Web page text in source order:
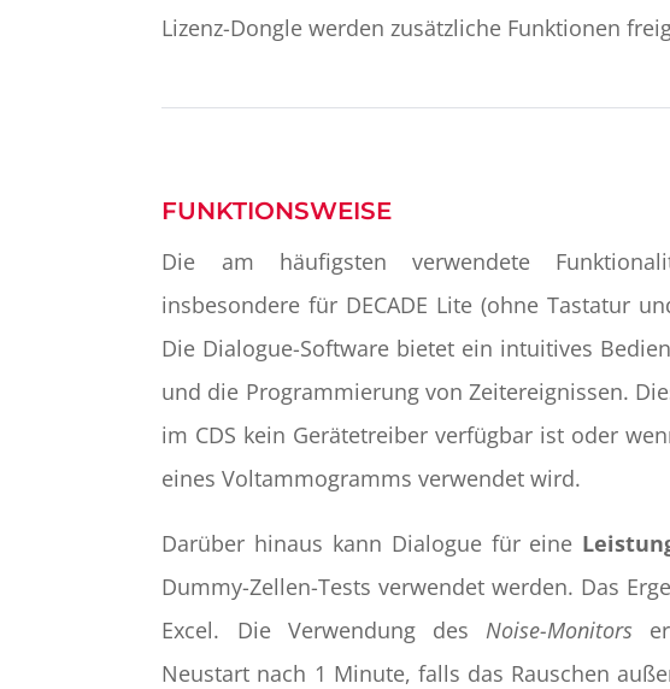
Lizenz-Dongle werden zusätzliche Funktionen
FUNKTIONSWEISE
Die am häufigsten verwendete
insbesondere für DECADE Lite (ohne Tastatur
Die Dialogue-Software bietet ein intuitives
und die Programmierung von Zeitereignissen.
im CDS kein Gerätetreiber verfügbar ist oder
eines Voltammogramms verwendet wird.
Darüber hinaus kann Dialogue für eine
Dummy-Zellen-Tests verwendet werden. Das
Excel. Die Verwendung desNoise-Monitors
Neustart nach 1 Minute, falls das Rauschen